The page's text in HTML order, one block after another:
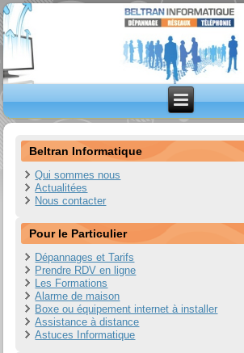
Beltran Informatique
Qui sommes nous
Actualitées
Nous contacter
Pour le Particulier
Dépannages et Tarifs
Prendre RDV en ligne
Les Formations
Alarme de maison
Boxe ou équipement internet à installer
Assistance à distance
Astuces Informatique